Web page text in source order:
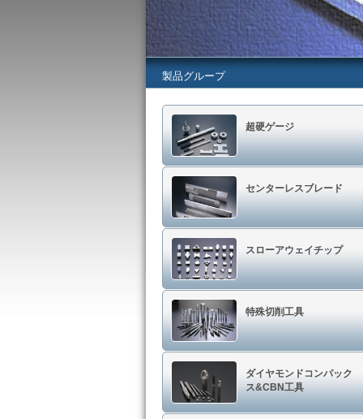
製品グループ
超硬ゲージ
センターレスブレード
スローアウェイチップ
特殊切削工具
ダイヤモンドコンパック
ス&CBN工具